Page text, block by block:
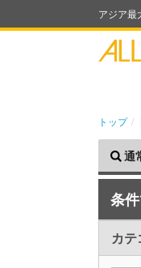
アジア最
トップ
通
条
カテ